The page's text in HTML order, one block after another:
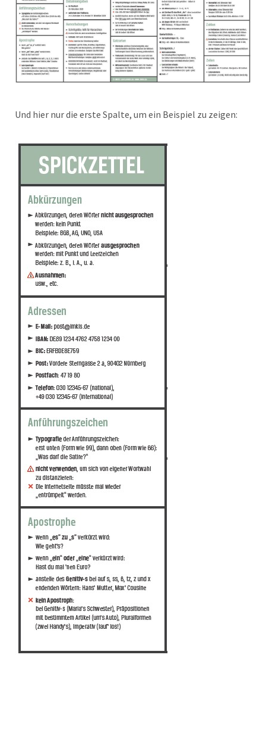
Und hier nur die erste Spalte, um ein Beispiel zu zeigen: